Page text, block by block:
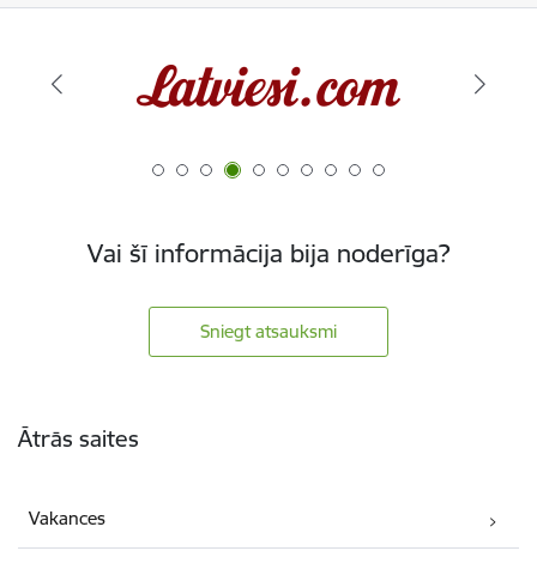
Vai šī informācija bija noderīga?
Sniegt atsauksmi
Ātrās saites
Vakances